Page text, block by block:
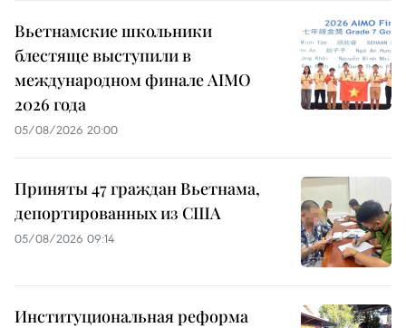
Вьетнамские школьники
блестяще выступили в
международном финале AIMO
2026 года
05/08/2026 20:00
Приняты 47 граждан Вьетнама,
депортированных из США
05/08/2026 09:14
Институциональная реформа